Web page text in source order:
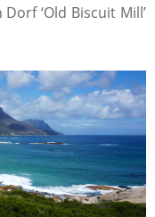
‘Old Biscuit Mill’